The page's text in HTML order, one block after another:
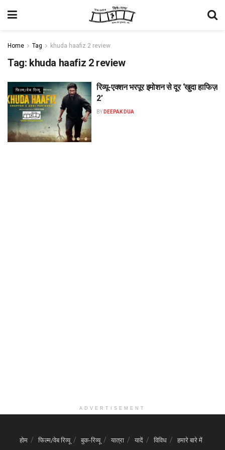
Home Tag khuda haafiz 2 review
Tag: khuda haafiz 2 review
फिल्म/वेब रिव्यू
रिव्यू-एक्शन भरपूर इमोशन से दूर ‘खुदा हाफिज़
2’
BY DEEPAK DUA
ADVERTISEMENT
होम फिल्म/वेब रिव्यू बुक-रिव्यू यात्रा यादें विविध हमारे बारे में